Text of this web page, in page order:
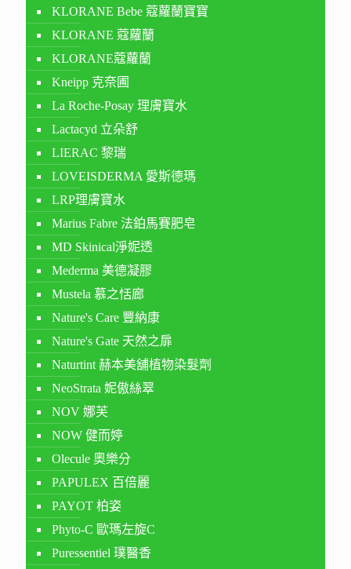
KLORANE Bebe 蔻蘿蘭寶寶
KLORANE 蔻蘿蘭
KLORANE蔻蘿蘭
Kneipp 克奈圃
La Roche-Posay 理膚寶水
Lactacyd 立朵舒
LIERAC 黎瑞
LOVEISDERMA 愛斯德瑪
LRP理膚寶水
Marius Fabre 法鉑馬賽肥皂
MD Skinical淨妮透
Mederma 美德凝膠
Mustela 慕之恬廊
Nature's Care 豐納康
Nature's Gate 天然之扉
Naturtint 赫本美舖植物染髮劑
NeoStrata 妮傲絲翠
NOV 娜芙
NOW 健而婷
Olecule 奧樂分
PAPULEX 百倍麗
PAYOT 柏姿
Phyto-C 歐瑪左旋C
Puressentiel 璞醫香